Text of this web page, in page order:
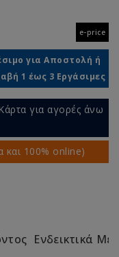
e-price
για Αποστολή ή
1 έως 3 Εργάσιμες
για αγορές άνω
και 100% online)
Ενδεικτικά